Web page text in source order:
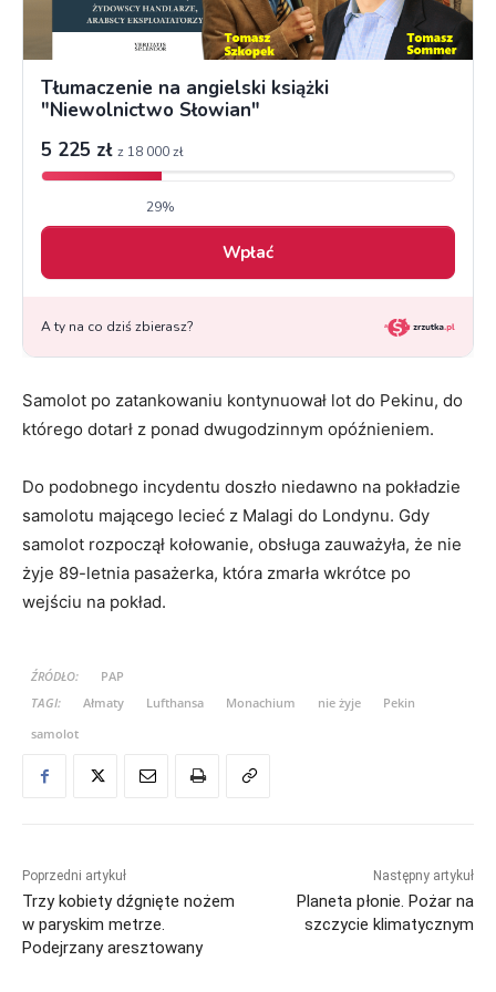
Samolot po zatankowaniu kontynuował lot do Pekinu, do
którego dotarł z ponad dwugodzinnym opóźnieniem.
Do podobnego incydentu doszło niedawno na pokładzie
samolotu mającego lecieć z Malagi do Londynu. Gdy
samolot rozpoczął kołowanie, obsługa zauważyła, że nie
żyje 89-letnia pasażerka, która zmarła wkrótce po
wejściu na pokład.
ŹRÓDŁO:
PAP
TAGI:
Ałmaty Lufthansa Monachium nie żyje
Pekin
samolot
Poprzedni artykuł
Trzy kobiety dźgnięte nożem
w paryskim metrze.
Podejrzany aresztowany
Następny artykuł
Planeta płonie. Pożar na
szczycie klimatycznym